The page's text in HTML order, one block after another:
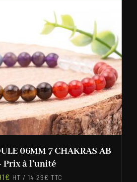
06MM 7 CHAKRAS AB
Prix à l’unité
€ HT / 14,29€ TTC